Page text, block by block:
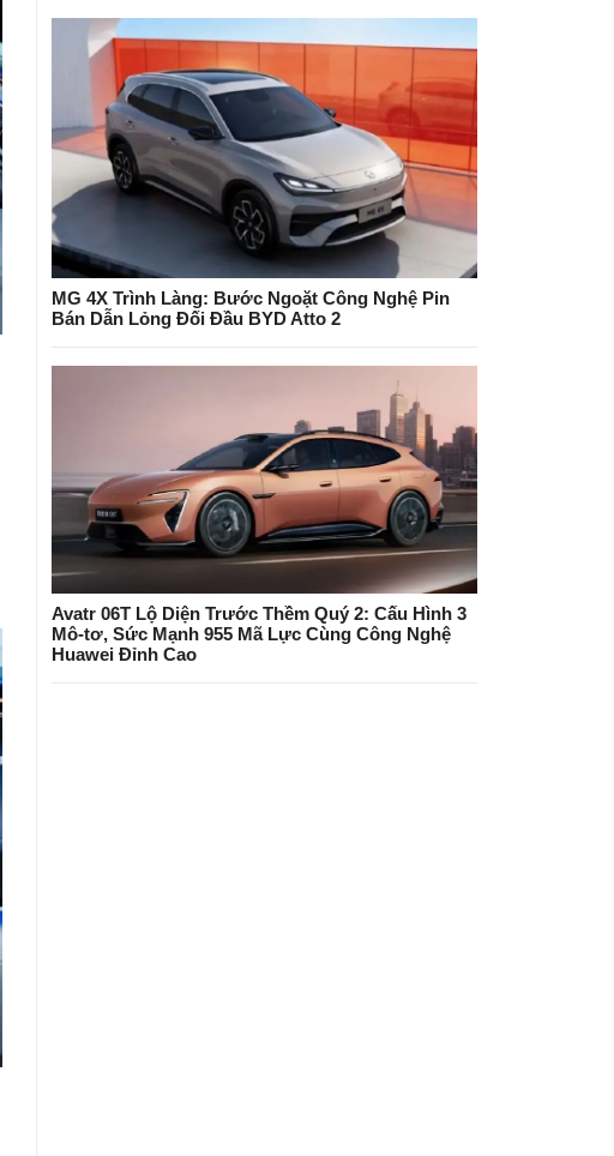
MG 4X Trình Làng: Bước Ngoặt Công Nghệ Pin
Bán Dẫn Lỏng Đối Đầu BYD Atto 2
Avatr 06T Lộ Diện Trước Thềm Quý 2: Cấu Hình 3
Mô-tơ, Sức Mạnh 955 Mã Lực Cùng Công Nghệ
Huawei Đỉnh Cao